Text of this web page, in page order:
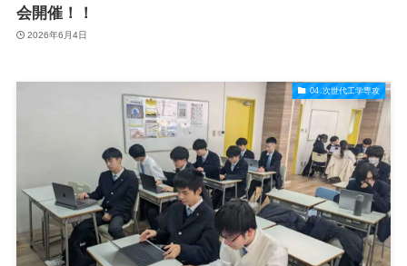
会開催！！
2026年6月4日
04.次世代工学専攻